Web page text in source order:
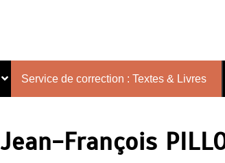
Service de correction : Textes & Livres
Jean-François